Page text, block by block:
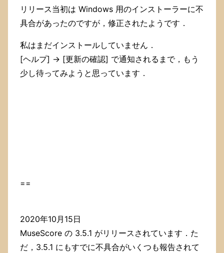
も，
私
は
の
よ
う
に
リリース当初は Windows 用のインストーラーに不
具合があったのですが，修正されたようです．
私はまだインストールしていません．
[ヘルプ] → [更新の確認] で通知されるまで，もう
少し待ってみようと思っています．
==
2020年10月15日
MuseScore の 3.5.1 がリリースされています．た
だ，3.5.1 にもすでに不具合がいくつも報告されて